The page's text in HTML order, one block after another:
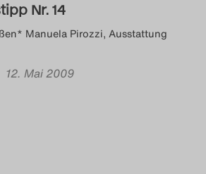
2015
Blog
2016
Nr. 14
Manuela Pirozzi, Ausstattung
12. Mai 2009